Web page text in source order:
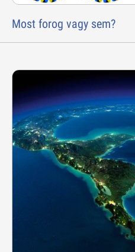
Most forog vagy sem?